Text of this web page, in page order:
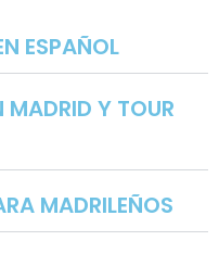
ESPAÑOL
Y TOUR
MADRILEÑOS